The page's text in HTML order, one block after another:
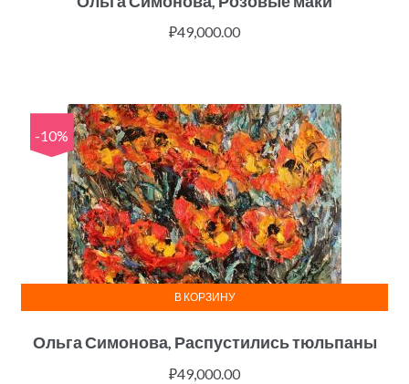
₽49,000.00
-10%
Ольга Симонова, Распустились тюльпаны
₽49,000.00
В КОРЗИНУ